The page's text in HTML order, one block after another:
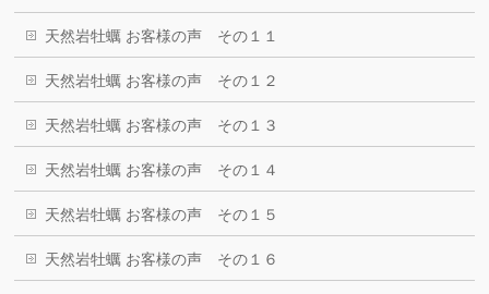
天然岩牡蠣 お客様の声 その１１
天然岩牡蠣 お客様の声 その１２
天然岩牡蠣 お客様の声 その１３
天然岩牡蠣 お客様の声 その１４
天然岩牡蠣 お客様の声 その１５
天然岩牡蠣 お客様の声 その１６